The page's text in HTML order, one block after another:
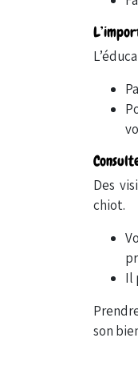
Des
chiot.
Il
son